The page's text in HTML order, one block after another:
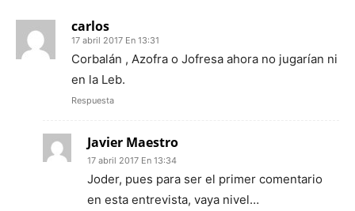
carlos
17 abril 2017 En 13:31
Corbalán , Azofra o Jofresa ahora no jugarían ni
en la Leb.
Respuesta
Javier Maestro
17 abril 2017 En 13:34
Joder, pues para ser el primer comentario
en esta entrevista, vaya nivel…